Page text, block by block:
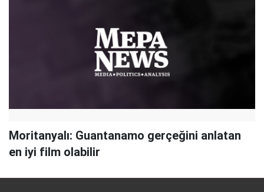
Moritanyalı: Guantanamo gerçeğini anlatan
en iyi film olabilir